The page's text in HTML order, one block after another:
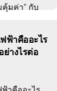
คุ้มค่า” กับ
ฟฟ้าคืออะไร
างไรต่อ